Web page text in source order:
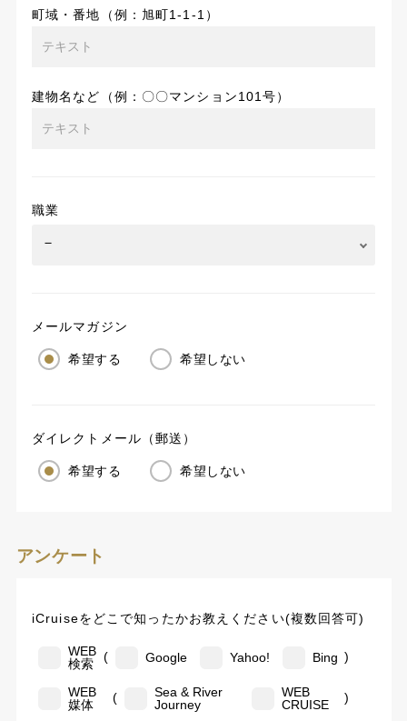
町域・番地（例：旭町1-1-1）
建物名など（例：〇〇マンション101号）
職業
メールマガジン
希望する 希望しない
ダイレクトメール（郵送）
希望する 希望しない
アンケート
iCruiseをどこで知ったかお教えください(複数回答可)
WEB
検索
( Google Yahoo! Bing )
WEB
媒体
(
Sea & River
Journey
WEB
CRUISE
)